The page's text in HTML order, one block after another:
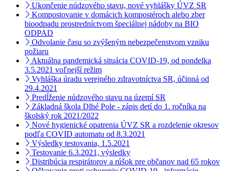
Ukončenie núdzového stavu, nové vyhlášky ÚVZ SR
Kompostovanie v domácich kompostéroch alebo zber
bioodpadu prostredníctvom špeciálnej nádoby na BIO
ODPAD
Odvolanie času so zvýšeným nebezpečenstvom vzniku
požiaru
Aktuálna pandemická situácia COVID-19, od pondelka
3.5.2021 voľnejší režim
Vyhláška úradu verejného zdravotníctva SR, účinná od
29.4.2021
Predĺženie núdzového stavu na území SR
Základná škola Dlhé Pole - zápis detí do 1. ročníka na
školský rok 2021/2022
Nové hygienické opatrenia ÚVZ SR a rozdelenie okresov
podľa COVID automatu od 8.3.2021
Výsledky testovania, 1.5.2021
Testovanie 6.3.2021, výsledky
Distribúcia respirátorov a rúšok pre občanov nad 65 rokov